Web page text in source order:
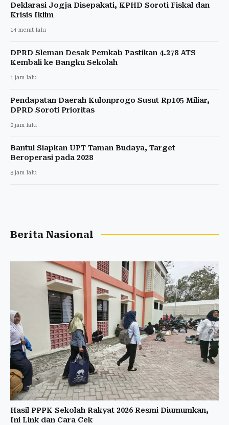
Deklarasi Jogja Disepakati, KPHD Soroti Fiskal dan
Krisis Iklim
14 menit lalu
DPRD Sleman Desak Pemkab Pastikan 4.278 ATS
Kembali ke Bangku Sekolah
1 jam lalu
Pendapatan Daerah Kulonprogo Susut Rp105 Miliar,
DPRD Soroti Prioritas
2 jam lalu
Bantul Siapkan UPT Taman Budaya, Target
Beroperasi pada 2028
3 jam lalu
Berita Nasional
Hasil PPPK Sekolah Rakyat 2026 Resmi Diumumkan,
Ini Link dan Cara Cek